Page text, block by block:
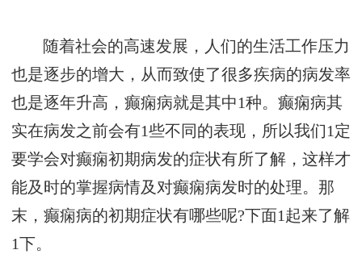
随着社会的高速发展，人们的生活工作压力
也是逐步的增大，从而致使了很多疾病的病发率
也是逐年升高，癫痫病就是其中1种。癫痫病其
实在病发之前会有1些不同的表现，所以我们1定
要学会对癫痫初期病发的症状有所了解，这样才
能及时的掌握病情及对癫痫病发时的处理。那
末，癫痫病的初期症状有哪些呢?下面1起来了解
1下。